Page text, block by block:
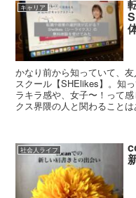
キャリア
かなり前から知っていて、
スクール【SHElikes】。知
ラキラ感や、女子〜！って
クス界隈の人と関わること
社会人ライフ